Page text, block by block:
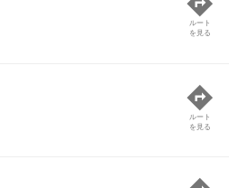
ルート
を見る
ルート
を見る